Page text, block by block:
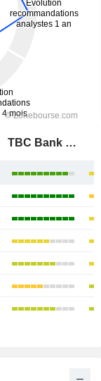
TBC Bank Group PLC